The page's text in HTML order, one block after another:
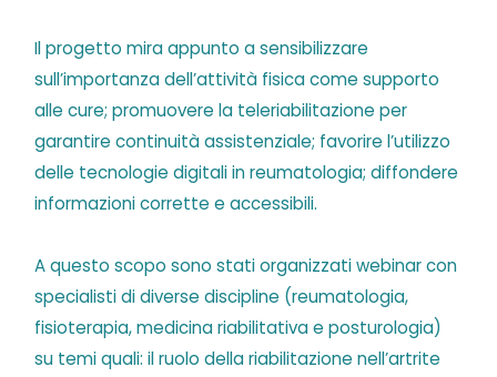
Il progetto mira appunto a sensibilizzare
sull’importanza dell’attività fisica come supporto
alle cure; promuovere la teleriabilitazione per
garantire continuità assistenziale; favorire l’utilizzo
delle tecnologie digitali in reumatologia; diffondere
informazioni corrette e accessibili.
A questo scopo sono stati organizzati webinar con
specialisti di diverse discipline (reumatologia,
fisioterapia, medicina riabilitativa e posturologia)
su temi quali: il ruolo della riabilitazione nell’artrite